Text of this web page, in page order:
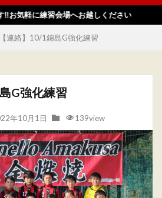
に練習会場へお越しください
【連絡】10/1錦島G強化練習
G強化練習
年10月1日 139view